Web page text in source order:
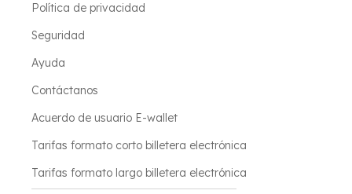
Política de privacidad
Seguridad
Ayuda
Contáctanos
Acuerdo de usuario E-wallet
Tarifas formato corto billetera electrónica
Tarifas formato largo billetera electrónica